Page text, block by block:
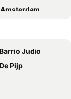
Amsterdam
Judío
Pijp